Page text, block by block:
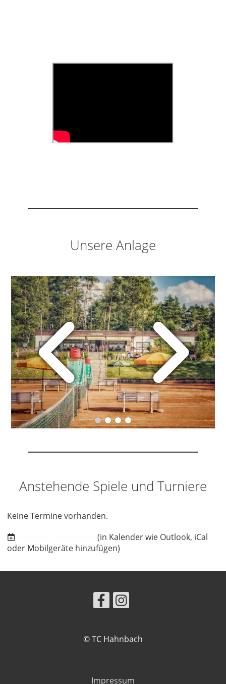
Unsere Anlage
Anstehende Spiele und Turniere
Keine Termine vorhanden.
(in Kalender wie Outlook, iCal
oder Mobilgeräte hinzufügen)
© TC Hahnbach
Impressum